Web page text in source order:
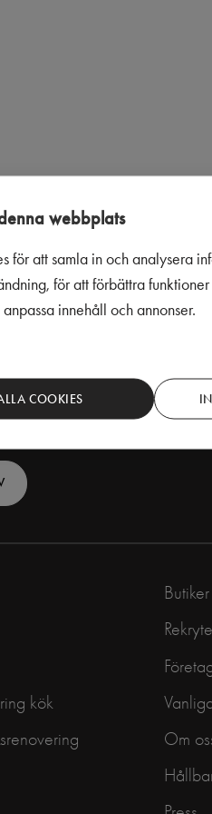
kök
Butiker
Om
webbplats
för att samla in och analysera
för att förbättra
innehåll och annonser.
COOKIES